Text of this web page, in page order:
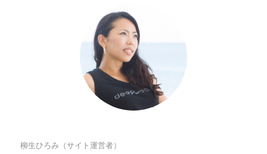
柳生ひろみ（サイト運営者）